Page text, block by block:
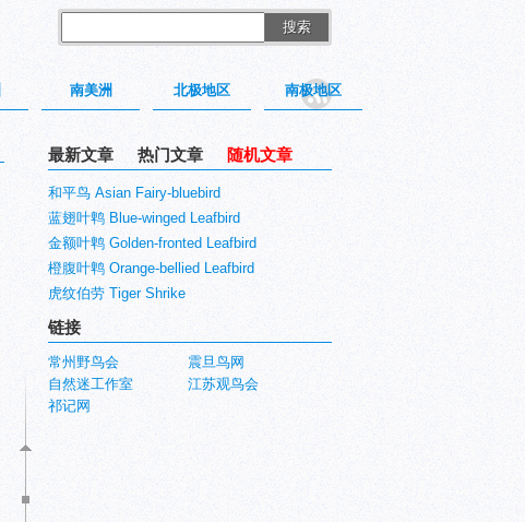
搜索
南美洲 北极地区 南极地区
最新文章 热门文章 随机文章
和平鸟 Asian Fairy-bluebird
蓝翅叶鹎 Blue-winged Leafbird
金额叶鹎 Golden-fronted Leafbird
橙腹叶鹎 Orange-bellied Leafbird
虎纹伯劳 Tiger Shrike
链接
常州野鸟会
震旦鸟网
自然迷工作室
江苏观鸟会
祁记网